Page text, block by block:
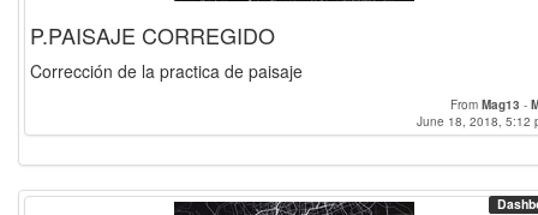
P.PAISAJE CORREGIDO
Corrección de la practica de paisaje
From Mag13 -
June 18, 2018, 5:12